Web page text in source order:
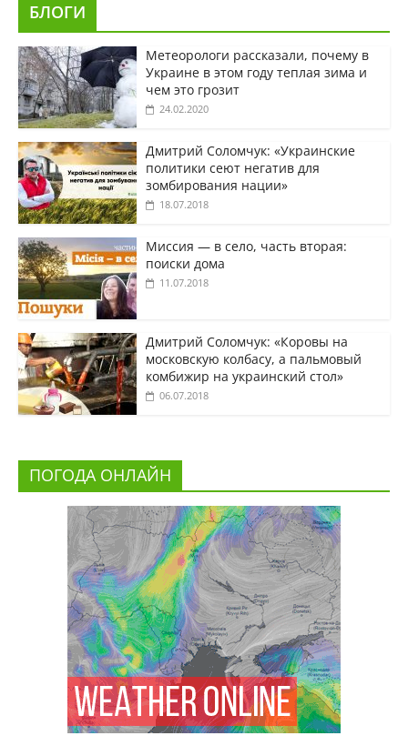
БЛОГИ
Метеорологи рассказали, почему в
Украине в этом году теплая зима и
чем это грозит
24.02.2020
Дмитрий Соломчук: «Украинские
политики сеют негатив для
зомбирования нации»
18.07.2018
Миссия — в село, часть вторая:
поиски дома
11.07.2018
Дмитрий Соломчук: «Коровы на
московскую колбасу, а пальмовый
комбижир на украинский стол»
06.07.2018
ПОГОДА ОНЛАЙН